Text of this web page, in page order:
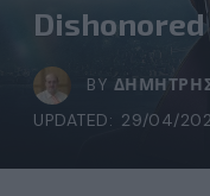
BY
UPDATED: 29/04/